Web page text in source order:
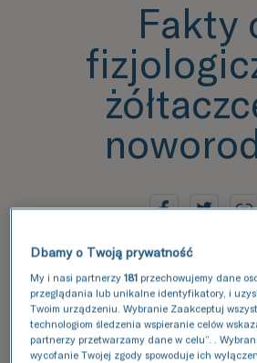
Fakty
Żółtaczka fizjologiczna nie
występować w pierwszych
dziecka. Nie jest ona
fizjologicznym objawem.
Dbamy o Twoją prywatność
My i nasi partnerzy181 przechowujemy dane
przeglądania lub unikalne identyfikatory, i
Twoim urządzeniu. Wybranie Zaakceptuj
technologiom śledzenia wspieranie celów
partnerzy przetwarzamy dane w celu”. .
wycofanie Twojej zgody spowoduje ich